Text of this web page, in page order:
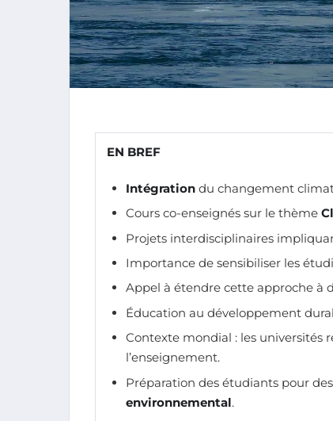
EN BREF
Intégration du changement
Cours co-enseignés sur le thème
Projets interdisciplinaires
Importance de sensibiliser les
Appel à étendre cette approche à
Éducation au développement
Contexte mondial : les universités
l’enseignement.
Préparation des étudiants pour
environnemental.